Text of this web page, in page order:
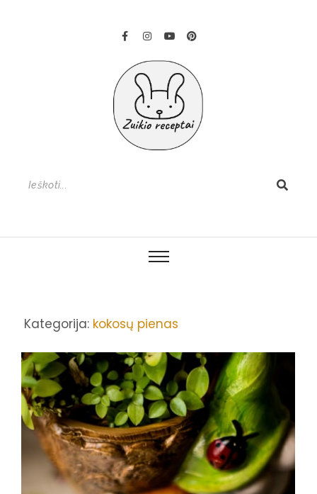
Kategorija: kokosų pienas